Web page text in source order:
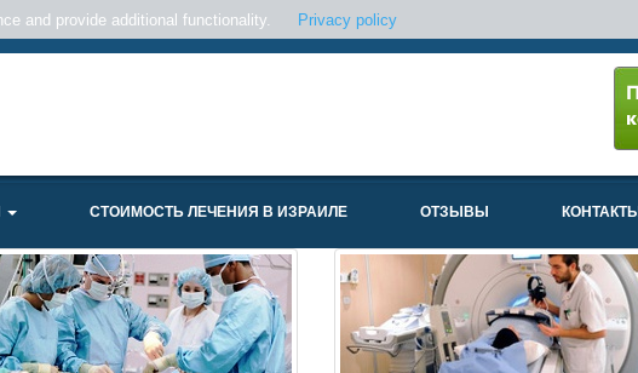
СТОИМОСТЬ ЛЕЧЕНИЯ В ИЗРАИЛЕ ОТЗЫВЫ КОНТАКТЫ
and provide additional functionality. Privacy policy